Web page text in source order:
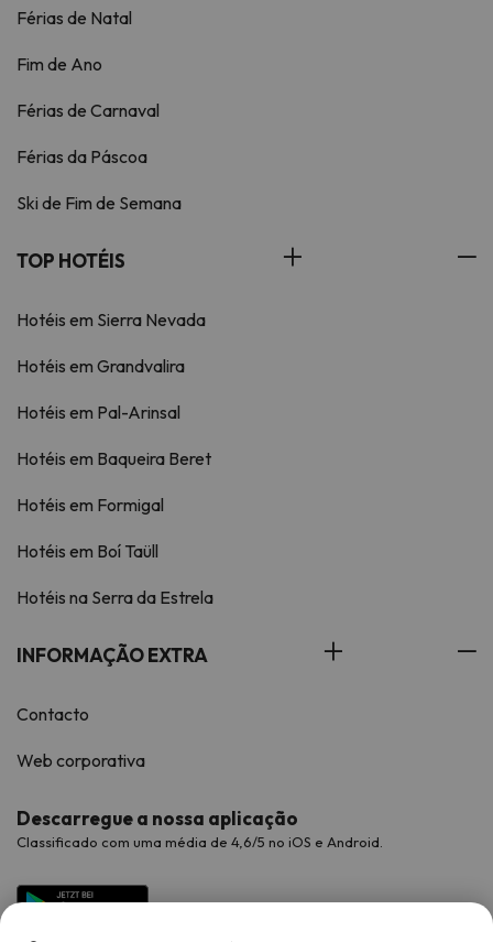
Férias de Natal
Fim de Ano
Férias de Carnaval
Férias da Páscoa
Ski de Fim de Semana
TOP HOTÉIS
Hotéis em Sierra Nevada
Hotéis em Grandvalira
Hotéis em Pal-Arinsal
Hotéis em Baqueira Beret
Hotéis em Formigal
Hotéis em Boí Taüll
Hotéis na Serra da Estrela
INFORMAÇÃO EXTRA
Contacto
Web corporativa
Descarregue a nossa aplicação
Classificado com uma média de 4,6/5 no iOS e Android.